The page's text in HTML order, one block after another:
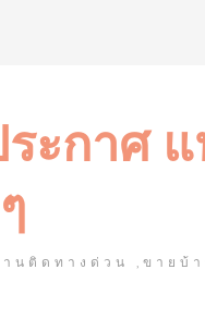
ะกาศ
นติดทางด่วน ,ขายบ้